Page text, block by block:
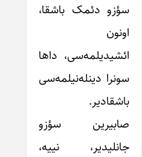
سؤزو دئمک باشقا،
اونون
ائشیدیلمه‌سی، داها
سونرا دینله‌نیلمه‌سی
باشقادیر.
صابیرین سؤزو
جانلیدیر، نییه،